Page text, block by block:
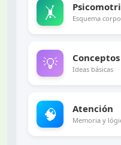
🤸 Esquema
💡 Conceptos
Ideas básicas
🧠 Atención
Memoria y